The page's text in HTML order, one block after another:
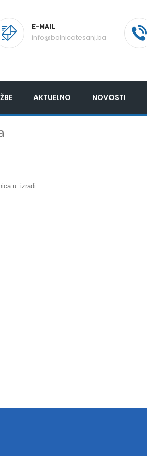
E-MAIL
info@bolnicatesanj.ba
AKTUELNO NOVOSTI
u izradi